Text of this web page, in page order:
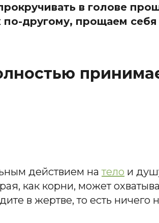
в голове
другому, прощаем
действием натело и
как корни, может
в жертве, то есть ничего